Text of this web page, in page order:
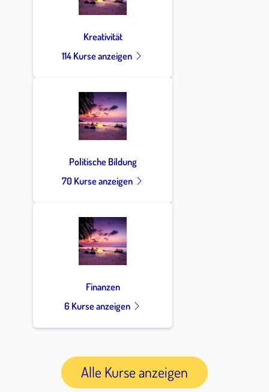
Kreativität
114 Kurse anzeigen
Politische Bildung
70 Kurse anzeigen
Finanzen
6 Kurse anzeigen
Alle Kurse anzeigen